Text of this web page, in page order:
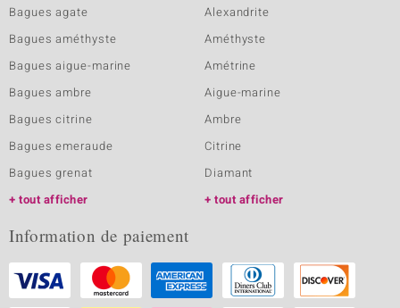
Bagues agate
Bagues améthyste
Bagues aigue-marine
Bagues ambre
Bagues citrine
Bagues emeraude
Bagues grenat
tout afficher
Alexandrite
Améthyste
Amétrine
Aigue-marine
Ambre
Citrine
Diamant
tout afficher
Information de paiement